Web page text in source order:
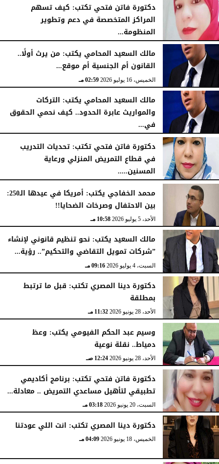
دكتورة فاتن فتحي تكتب: كيف تسهم
المراكز المتخصصة في دعم وتطوير
المنظومة...
الخميس، 23 يوليو 2026
مالك السعيد المحامي يكتب: من يرث أولًا..
القانون أم الجنسية أم موقع...
الخميس، 16 يوليو 2026 02:59 مـ
مالك السعيد المحامي يكتب: التركات
والمواريث عابرة الحدود.. كيف نحمي الحقوق
في...
الأحد، 12 يوليو 2026 06:50 مـ
دكتورة فاتن فتحي تكتب: تحديات التدريب
في قطاع التمريض المنزلي ورعاية
المسنين.....
السبت، 11 يوليو 2026 10:57 مـ
محمد الخفاجي يكتب: أمريكا في عيدها الـ250:
بين الاحتفال وصرخات الضحايا!!
الأحد، 5 يوليو 2026 10:58 مـ
مالك السعيد يكتب: نحو تنظيم قانوني لإنشاء
”شركات تمويل التقاضي والتحكيم”.. رؤية...
السبت، 4 يوليو 2026 09:16 مـ
دكتورة دينا المصري تكتب: قبل ما ترتبط
بمطلقة
الأحد، 28 يونيو 2026 11:32 مـ
وسيم عبد الحكم الفيومي يكتب: وعظ
دمياط.. نقلة نوعية
الأحد، 28 يونيو 2026 12:24 صـ
دكتورة فاتن فتحي تكتب: برنامج أكاديمي
تطبيقي لتأهيل مساعدي التمريض .. معادلة...
السبت، 20 يونيو 2026 03:18 مـ
دكتورة دينا المصري تكتب: انت اللي عودتنا
الخميس، 18 يونيو 2026 04:09 مـ